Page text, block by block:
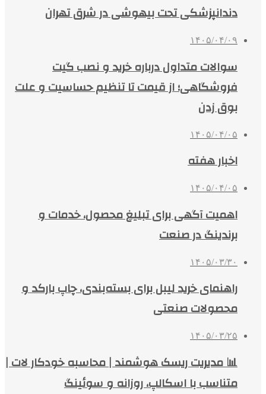
دندانپزشکی تحت بیهوشی در شرق تهران
۱۴۰۵/۰۴/۰۹
سوالات متداول درباره خرید و نصب گیت
فروشگاهی؛ از قیمت تا تنظیم حساسیت و علت
بوق زدن
۱۴۰۵/۰۴/۰۵
اخبار هفته
۱۴۰۵/۰۴/۰۵
اهمیت آگهی برای تبلیغ محصول، خدمات و
برندینگ در صنعت
۱۴۰۵/۰۳/۳۰
راهنمای خرید لیبل برای بسته‌بندی، چاپ بارکد و
محصولات صنعتی
۱۴۰۵/۰۳/۲۵
📊 مدیریت ریسک هوشمند | محاسبه خودکار لات |
متناسب با اسکالپ، روزانه و سوئینگ